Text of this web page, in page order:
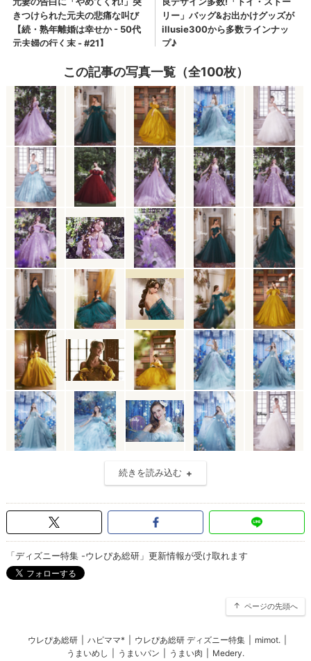
この記事の写真一覧（全100枚）
続きを読み込む
「ディズニー特集 -ウレぴあ総研」更新情報が受け取れます
ページの先頭へ
ウレぴあ総研 ハピママ* ウレぴあ総研 ディズニー特集 mimot.
うまいめし
うまいパン うまい肉 Medery.